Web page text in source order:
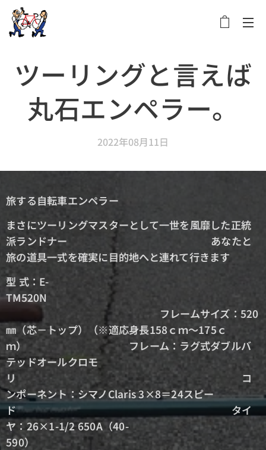
ツーリングと言えば
丸石エンペラー。
2022年08月11日
旅する自転車エンペラー
まさにツーリングマスターとして一世を風靡した正統
派ランドナー あなたと
旅の道具一式を確実に目的地へと連れて行きます
型 式：E-
TM520N
フレームサイズ：520
㎜（芯－トップ）（※適応身長158ｃｍ～175ｃ
ｍ） フレーム：ラグ式ダブルバ
テッドオールクロモ
リ コ
ンポーネント：シマノClaris 3×8＝24スピー
ドタイ
ヤ：26×1-1/2 650A（40-
590）